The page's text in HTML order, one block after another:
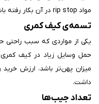
مواد rip stop در آن بکار رفته باشد تا جلوی پارگی را بگیرند.
تسمه‌‌ی کیف کمری
یکی از مواردی که سبب
حمل وسایل زیاد در کیف
میزان پهن‌‌تر باشد، ارزش خرید
داشت.
تعداد جیب‌‌ها